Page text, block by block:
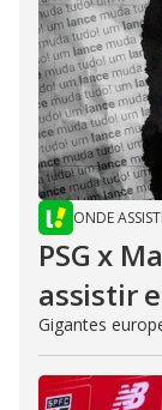
ONDE
PSG x
assistir
Gigantes